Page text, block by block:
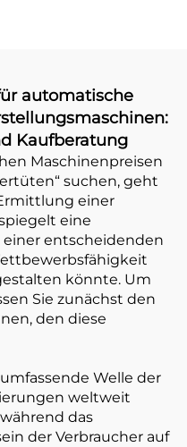
automatische
Kaufberatung
Maschinenpreisen
suchen, geht
einer
eine
entscheidenden
könnte. Um
Sie zunächst den
den diese
Welle der
weltweit
das
der Verbraucher auf